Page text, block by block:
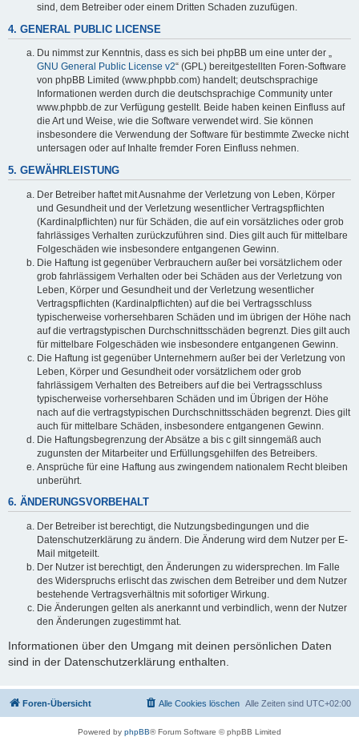
sind, dem Betreiber oder einem Dritten Schaden zuzufügen.
4. GENERAL PUBLIC LICENSE
Du nimmst zur Kenntnis, dass es sich bei phpBB um eine unter der „
GNU General Public License v2“ (GPL) bereitgestellten Foren-Software
von phpBB Limited (www.phpbb.com) handelt; deutschsprachige
Informationen werden durch die deutschsprachige Community unter
www.phpbb.de zur Verfügung gestellt. Beide haben keinen Einfluss auf
die Art und Weise, wie die Software verwendet wird. Sie können
insbesondere die Verwendung der Software für bestimmte Zwecke nicht
untersagen oder auf Inhalte fremder Foren Einfluss nehmen.
5. GEWÄHRLEISTUNG
Der Betreiber haftet mit Ausnahme der Verletzung von Leben, Körper
und Gesundheit und der Verletzung wesentlicher Vertragspflichten
(Kardinalpflichten) nur für Schäden, die auf ein vorsätzliches oder grob
fahrlässiges Verhalten zurückzuführen sind. Dies gilt auch für mittelbare
Folgeschäden wie insbesondere entgangenen Gewinn.
Die Haftung ist gegenüber Verbrauchern außer bei vorsätzlichem oder
grob fahrlässigem Verhalten oder bei Schäden aus der Verletzung von
Leben, Körper und Gesundheit und der Verletzung wesentlicher
Vertragspflichten (Kardinalpflichten) auf die bei Vertragsschluss
typischerweise vorhersehbaren Schäden und im übrigen der Höhe nach
auf die vertragstypischen Durchschnittsschäden begrenzt. Dies gilt auch
für mittelbare Folgeschäden wie insbesondere entgangenen Gewinn.
Die Haftung ist gegenüber Unternehmern außer bei der Verletzung von
Leben, Körper und Gesundheit oder vorsätzlichem oder grob
fahrlässigem Verhalten des Betreibers auf die bei Vertragsschluss
typischerweise vorhersehbaren Schäden und im Übrigen der Höhe
nach auf die vertragstypischen Durchschnittsschäden begrenzt. Dies gilt
auch für mittelbare Schäden, insbesondere entgangenen Gewinn.
Die Haftungsbegrenzung der Absätze a bis c gilt sinngemäß auch
zugunsten der Mitarbeiter und Erfüllungsgehilfen des Betreibers.
Ansprüche für eine Haftung aus zwingendem nationalem Recht bleiben
unberührt.
6. ÄNDERUNGSVORBEHALT
Der Betreiber ist berechtigt, die Nutzungsbedingungen und die
Datenschutzerklärung zu ändern. Die Änderung wird dem Nutzer per E-
Mail mitgeteilt.
Der Nutzer ist berechtigt, den Änderungen zu widersprechen. Im Falle
des Widerspruchs erlischt das zwischen dem Betreiber und dem Nutzer
bestehende Vertragsverhältnis mit sofortiger Wirkung.
Die Änderungen gelten als anerkannt und verbindlich, wenn der Nutzer
den Änderungen zugestimmt hat.
Informationen über den Umgang mit deinen persönlichen Daten
sind in der Datenschutzerklärung enthalten.
Foren-Übersicht Alle Zeiten sind UTC+02:00
Alle Cookies löschen
Powered by phpBB® Forum Software © phpBB Limited